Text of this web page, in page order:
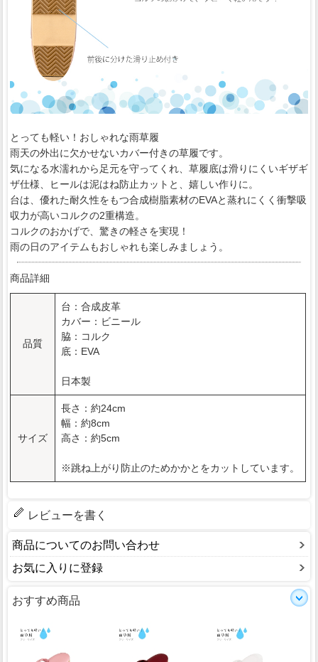
とっても軽い！おしゃれな雨草履
雨天の外出に欠かせないカバー付きの草履です。
気になる水濡れから足元を守ってくれ、草履底は滑りにくいギザギ
ザ仕様、ヒールは泥はね防止カットと、嬉しい作りに。
台は、優れた耐久性をもつ合成樹脂素材のEVAと蒸れにくく衝撃吸
収力が高いコルクの2重構造。
コルクのおかげで、驚きの軽さを実現！
雨の日のアイテムもおしゃれも楽しみましょう。
商品詳細
品質
台：合成皮革
カバー：ビニール
脇：コルク
底：EVA
日本製
サイズ
長さ：約24cm
幅：約8cm
高さ：約5cm
※跳ね上がり防止のためかかとをカットしています。
レビューを書く
商品についてのお問い合わせ
お気に入りに登録
おすすめ商品